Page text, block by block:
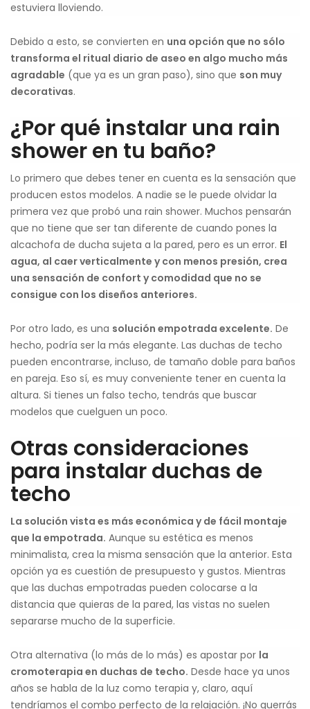
estuviera lloviendo.
Debido a esto, se convierten en una opción que no sólo
transforma el ritual diario de aseo en algo mucho más
agradable (que ya es un gran paso), sino que son muy
decorativas.
¿Por qué instalar una rain
shower en tu baño?
Lo primero que debes tener en cuenta es la sensación que
producen estos modelos. A nadie se le puede olvidar la
primera vez que probó una rain shower. Muchos pensarán
que no tiene que ser tan diferente de cuando pones la
alcachofa de ducha sujeta a la pared, pero es un error. El
agua, al caer verticalmente y con menos presión, crea
una sensación de confort y comodidad que no se
consigue con los diseños anteriores.
Por otro lado, es una solución empotrada excelente. De
hecho, podría ser la más elegante. Las duchas de techo
pueden encontrarse, incluso, de tamaño doble para baños
en pareja. Eso sí, es muy conveniente tener en cuenta la
altura. Si tienes un falso techo, tendrás que buscar
modelos que cuelguen un poco.
Otras consideraciones
para instalar duchas de
techo
La solución vista es más económica y de fácil montaje
que la empotrada. Aunque su estética es menos
minimalista, crea la misma sensación que la anterior. Esta
opción ya es cuestión de presupuesto y gustos. Mientras
que las duchas empotradas pueden colocarse a la
distancia que quieras de la pared, las vistas no suelen
separarse mucho de la superficie.
Otra alternativa (lo más de lo más) es apostar por la
cromoterapia en duchas de techo. Desde hace ya unos
años se habla de la luz como terapia y, claro, aquí
tendríamos el combo perfecto de la relajación. ¡No querrás